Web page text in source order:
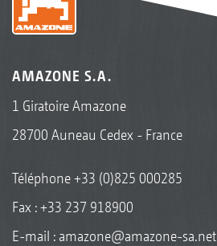
AMAZONE S.A.
1 Giratoire Amazone
28700 Auneau Cedex - France
Téléphone+33 (0)825 000285
Fax : +33 237 918900
E-mail : amazone@amazone-sa.net